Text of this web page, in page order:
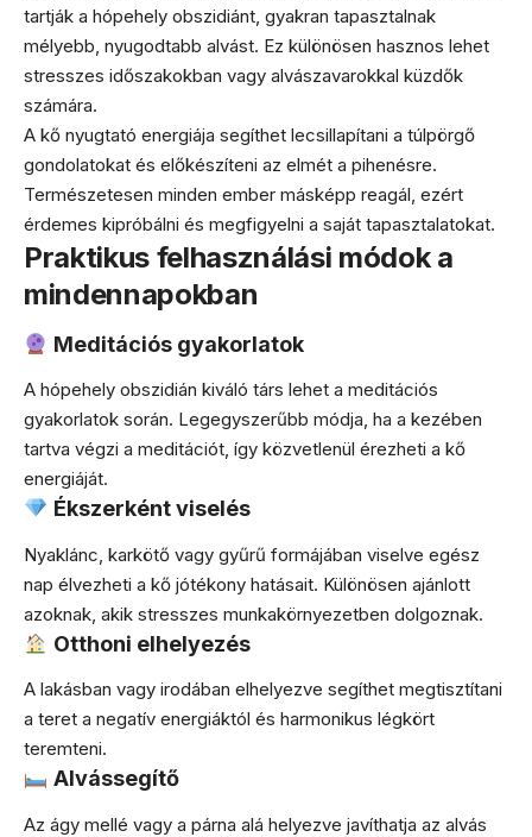
tartják a hópehely obszidiánt, gyakran tapasztalnak
mélyebb, nyugodtabb alvást. Ez különösen hasznos lehet
stresszes időszakokban vagy alvászavarokkal küzdők
számára.
A kő nyugtató energiája segíthet lecsillapítani a túlpörgő
gondolatokat és előkészíteni az elmét a pihenésre.
Természetesen minden ember másképp reagál, ezért
érdemes kipróbálni és megfigyelni a saját tapasztalatokat.
Praktikus felhasználási módok a
mindennapokban
Meditációs gyakorlatok
A hópehely obszidián kiváló társ lehet a meditációs
gyakorlatok során. Legegyszerűbb módja, ha a kezében
tartva végzi a meditációt, így közvetlenül érezheti a kő
energiáját.
Ékszerként viselés
Nyaklánc, karkötő vagy gyűrű formájában viselve egész
nap élvezheti a kő jótékony hatásait. Különösen ajánlott
azoknak, akik stresszes munkakörnyezetben dolgoznak.
Otthoni elhelyezés
A lakásban vagy irodában elhelyezve segíthet megtisztítani
a teret a negatív energiáktól és harmonikus légkört
teremteni.
Alvássegítő
Az ágy mellé vagy a párna alá helyezve javíthatja az alvás